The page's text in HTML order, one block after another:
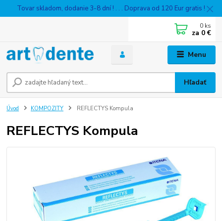
Tovar skladom, dodanie 3-8 dní ! . . . Doprava od 120 Eur gratis !
Menu
Hľadať
0 ks
za 0 €
Úvod KOMPOZITY REFLECTYS Kompula
REFLECTYS Kompula